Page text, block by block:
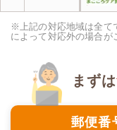
※上記の対応地域は全て
によって対応外の場合が
郵便番
まずは